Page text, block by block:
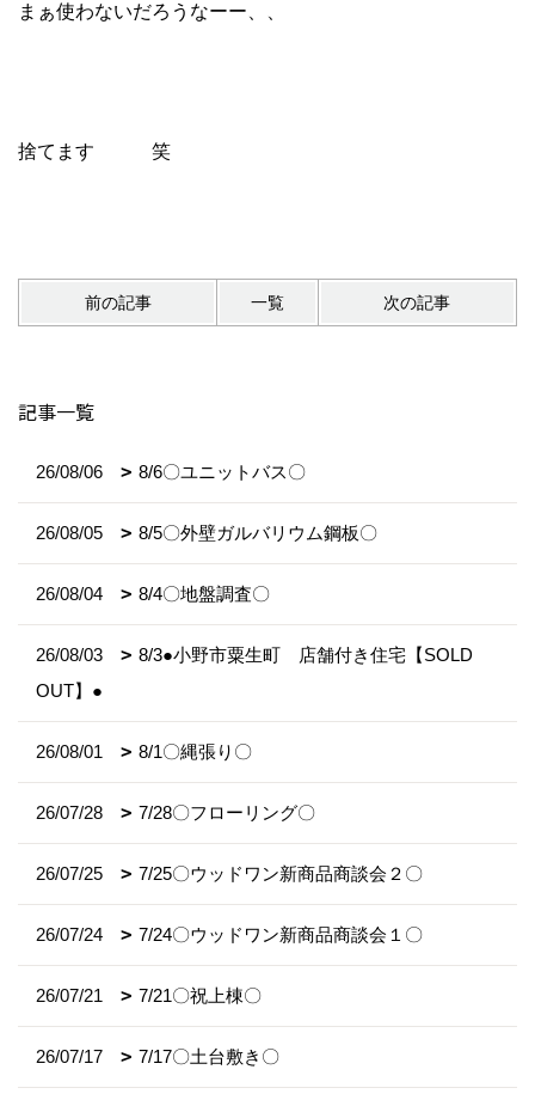
まぁ使わないだろうなーー、、
捨てます 笑
前の記事 一覧 次の記事
記事一覧
26/08/06 8/6〇ユニットバス〇
26/08/05 8/5〇外壁ガルバリウム鋼板〇
26/08/04 8/4〇地盤調査〇
26/08/03
8/3●小野市粟生町 店舗付き住宅【SOLD
OUT】●
26/08/01 8/1〇縄張り〇
26/07/28 7/28〇フローリング〇
26/07/25 7/25〇ウッドワン新商品商談会２〇
26/07/24 7/24〇ウッドワン新商品商談会１〇
26/07/21 7/21〇祝上棟〇
26/07/17 7/17〇土台敷き〇